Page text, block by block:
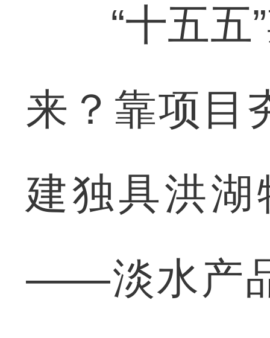
“十五五”
来？靠项目
建独具洪湖
——淡水产